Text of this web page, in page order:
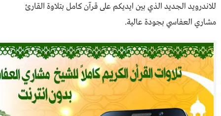
للاندرويد الجديد الذي بين ايديكم على قرآن كامل بتلاوة القارئ
مشاري العفاسي بجودة عالية.